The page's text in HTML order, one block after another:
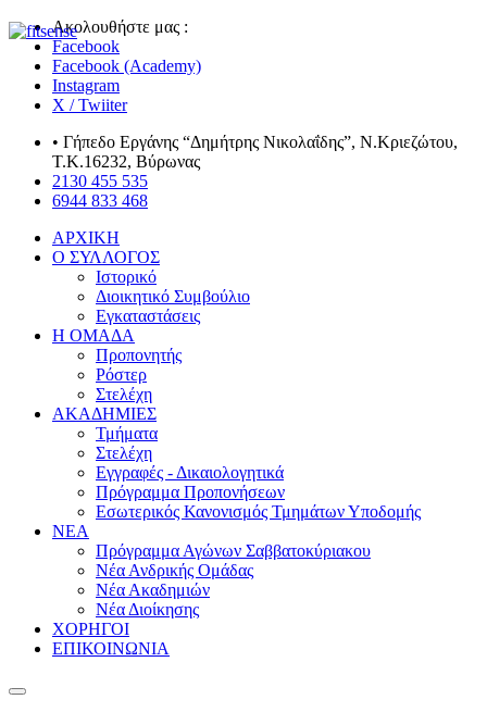
Ακολουθήστε μας :
Facebook
Facebook (Academy)
Instagram
X / Twiiter
• Γήπεδο Εργάνης “Δημήτρης Νικολαΐδης”, Ν.Κριεζώτου,
Τ.Κ.16232, Βύρωνας
2130 455 535
6944 833 468
ΑΡΧΙΚΗ
Ο ΣΥΛΛΟΓΟΣ
Ιστορικό
Διοικητικό Συμβούλιο
Εγκαταστάσεις
Η ΟΜΑΔΑ
Προπονητής
Ρόστερ
Στελέχη
ΑΚΑΔΗΜΙΕΣ
Τμήματα
Στελέχη
Εγγραφές - Δικαιολογητικά
Πρόγραμμα Προπονήσεων
Εσωτερικός Κανονισμός Τμημάτων Υποδομής
ΝΕΑ
Πρόγραμμα Αγώνων Σαββατοκύριακου
Νέα Ανδρικής Ομάδας
Νέα Ακαδημιών
Νέα Διοίκησης
ΧΟΡΗΓΟΙ
ΕΠΙΚΟΙΝΩΝΙΑ